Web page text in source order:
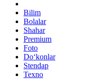
Bilim
Bolalar
Shahar
Premium
Foto
Do‘konlar
Stendap
Texno